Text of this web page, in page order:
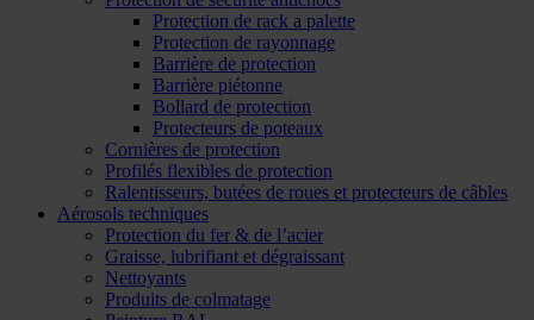
Protection de rack a palette
Protection de rayonnage
Barrière de protection
Barrière piétonne
Bollard de protection
Protecteurs de poteaux
Cornières de protection
Profilés flexibles de protection
Ralentisseurs, butées de roues et protecteurs de câbles
Aérosols techniques
Protection du fer & de l’acier
Graisse, lubrifiant et dégraissant
Nettoyants
Produits de colmatage